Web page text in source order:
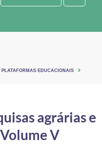
PLATAFORMAS EDUCACIONAIS
agrárias e
V